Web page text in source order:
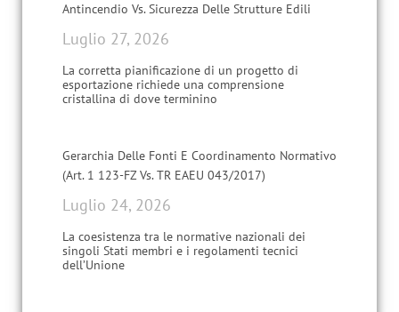
Antincendio Vs. Sicurezza Delle Strutture Edili
Luglio 27, 2026
La corretta pianificazione di un progetto di
esportazione richiede una comprensione
cristallina di dove terminino
Gerarchia Delle Fonti E Coordinamento Normativo
(Art. 1 123-FZ Vs. TR EAEU 043/2017)
Luglio 24, 2026
La coesistenza tra le normative nazionali dei
singoli Stati membri e i regolamenti tecnici
dell’Unione